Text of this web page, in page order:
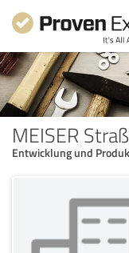
MEISER
Entwicklung und